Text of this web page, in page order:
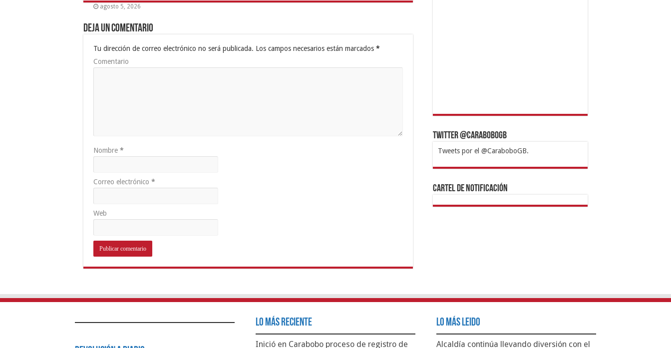
agosto 5, 2026
Deja un comentario
Tu dirección de correo electrónico no será publicada. Los campos necesarios están marcados *
Comentario
Nombre *
Correo electrónico *
Web
Twitter @CaraboboGB
Tweets por el @CaraboboGB.
1xbetBetturkeyBetistKralbetSupertotobetTipobet
https://mvbcasino.com/
Cartel de Notificación
Lo Más Reciente
Inició en Carabobo proceso de registro de
Lo Más Leido
Alcaldía continúa llevando diversión con el